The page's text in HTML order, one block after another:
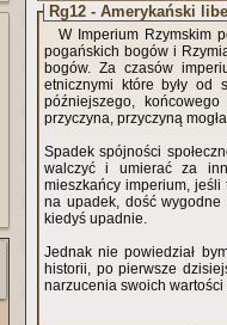
Rg12 - Amerykański
W Imperium Rzymskim
pogańskich bogów i
bogów. Za czasów
etnicznymi które były od
późniejszego,
przyczyna, przyczyną
Spadek spójności
walczyć i umierać za
mieszkańcy imperium,
na upadek, dość
kiedyś upadnie.
Jednak nie powiedział
historii, po pierwsze
narzucenia swoich